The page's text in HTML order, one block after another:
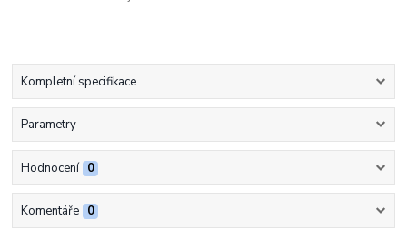
Kompletní specifikace
Parametry
Hodnocení 0
Komentáře 0